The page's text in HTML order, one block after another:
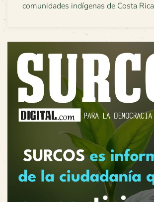
comunidades indígenas de Costa Rica